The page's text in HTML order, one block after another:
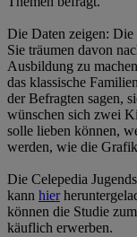
Die Daten zeigen:
Sie träumen davon
Ausbildung zu
das klassische
der Befragten sagen,
wünschen sich zwei
solle lieben können,
werden, wie die
Die Celepedia
kann hier
können die Studie
käuflich erwerben.